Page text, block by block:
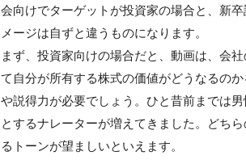
会向けでターゲットが投資家の場合と、新
メージは自ずと違うものになります。
まず、投資家向けの場合だと、動画は、会
て自分が所有する株式の価値がどうなるの
や説得力が必要でしょう。ひと昔前までは
とするナレーターが増えてきました。どち
るトーンが望ましいといえます。